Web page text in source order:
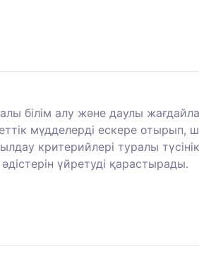
білім алу және даулы
мүдделерді ескере отырып,
критерийлері туралы түсінік
үйретуді қарастырады.